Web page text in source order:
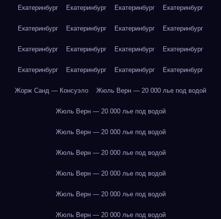
Екатеринбург Екатеринбург Екатеринбург Екатеринбург
Екатеринбург Екатеринбург Екатеринбург Екатеринбург
Екатеринбург Екатеринбург Екатеринбург Екатеринбург
Екатеринбург Екатеринбург Екатеринбург Екатеринбург
Жорж Санд — Консуэло Жюль Верн — 20 000 лье под водой
Жюль Верн — 20 000 лье под водой
Жюль Верн — 20 000 лье под водой
Жюль Верн — 20 000 лье под водой
Жюль Верн — 20 000 лье под водой
Жюль Верн — 20 000 лье под водой
Жюль Верн — 20 000 лье под водой